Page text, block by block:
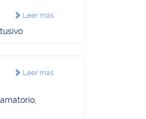
Leer más
Leer más